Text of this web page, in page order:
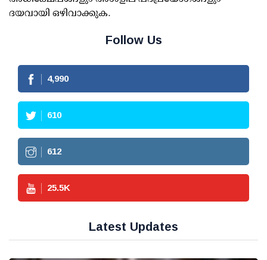
ദയവായി ഒഴിവാക്കുക.
Follow Us
4,990
610
612
25.5K
Latest Updates